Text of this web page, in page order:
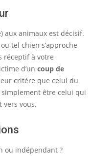
aux animaux est décisif.
tel chien s’approche
réceptif à votre
d’un coup de
critère que celui du
être celui qui
vous.
ou indépendant ?